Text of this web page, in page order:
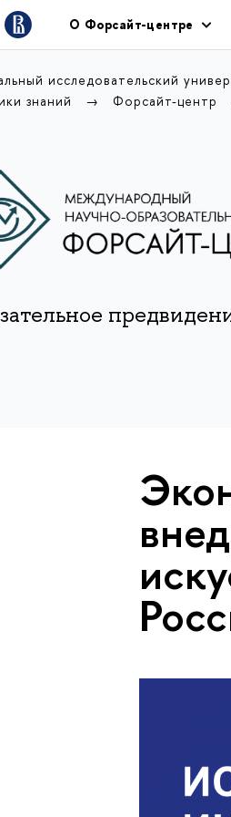
О Форсайт-центре
исследовательский
знаний
Форсайт-центр